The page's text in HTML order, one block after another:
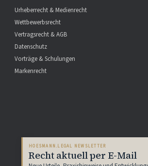
Urheberrecht & Medienrecht
Wettbewerbsrecht
Vertragsrecht & AGB
Datenschutz
Vorträge & Schulungen
Markenrecht
HOESMANN.LEGAL NEWSLETTER
Recht aktuell per E-Mail